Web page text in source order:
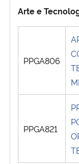
Arte e
PPGA806
PPGA821